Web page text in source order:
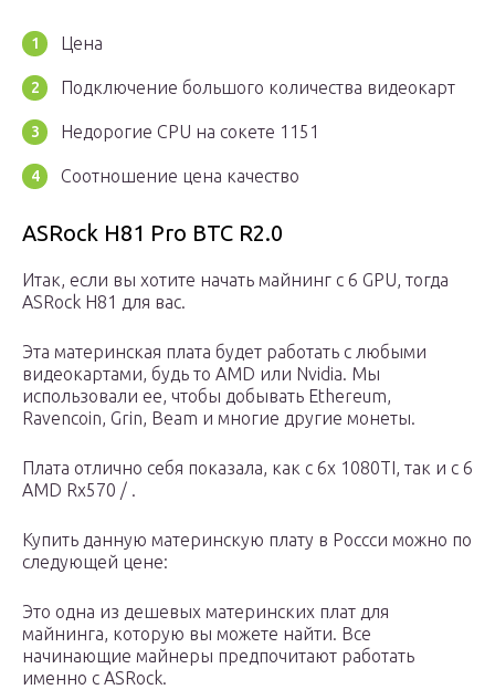
Цена
Подключение большого количества видеокарт
Недорогие CPU на сокете 1151
Соотношение цена качество
ASRock H81 Pro BTC R2.0
Итак, если вы хотите начать майнинг с 6 GPU, тогда
ASRock H81 для вас.
Эта материнская плата будет работать с любыми
видеокартами, будь то AMD или Nvidia. Мы
использовали ее, чтобы добывать Ethereum,
Ravencoin, Grin, Beam и многие другие монеты.
Плата отлично себя показала, как с 6x 1080TI, так и с 6
AMD Rx570 / .
Купить данную материнскую плату в Россси можно по
следующей цене:
Это одна из дешевых материнских плат для
майнинга, которую вы можете найти. Все
начинающие майнеры предпочитают работать
именно с ASRock.